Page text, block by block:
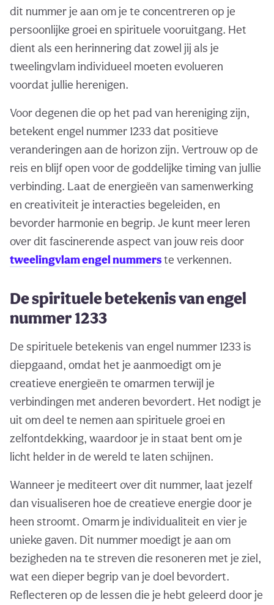
dit nummer je aan om je te concentreren op je
persoonlijke groei en spirituele vooruitgang. Het
dient als een herinnering dat zowel jij als je
tweelingvlam individueel moeten evolueren
voordat jullie herenigen.
Voor degenen die op het pad van hereniging zijn,
betekent engel nummer 1233 dat positieve
veranderingen aan de horizon zijn. Vertrouw op de
reis en blijf open voor de goddelijke timing van jullie
verbinding. Laat de energieën van samenwerking
en creativiteit je interacties begeleiden, en
bevorder harmonie en begrip. Je kunt meer leren
over dit fascinerende aspect van jouw reis door
tweelingvlam engel nummerste verkennen.
De spirituele betekenis van engel
nummer 1233
De spirituele betekenis van engel nummer 1233 is
diepgaand, omdat het je aanmoedigt om je
creatieve energieën te omarmen terwijl je
verbindingen met anderen bevordert. Het nodigt je
uit om deel te nemen aan spirituele groei en
zelfontdekking, waardoor je in staat bent om je
licht helder in de wereld te laten schijnen.
Wanneer je mediteert over dit nummer, laat jezelf
dan visualiseren hoe de creatieve energie door je
heen stroomt. Omarm je individualiteit en vier je
unieke gaven. Dit nummer moedigt je aan om
bezigheden na te streven die resoneren met je ziel,
wat een dieper begrip van je doel bevordert.
Reflecteren op de lessen die je hebt geleerd door je